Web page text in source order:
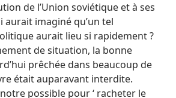
de l’Union soviétique et à ses
aurait imaginé qu’un tel
aurait lieu si rapidement ?
de situation, la bonne
prêchée dans beaucoup de
était auparavant interdite.
possible pour ‘ racheter le